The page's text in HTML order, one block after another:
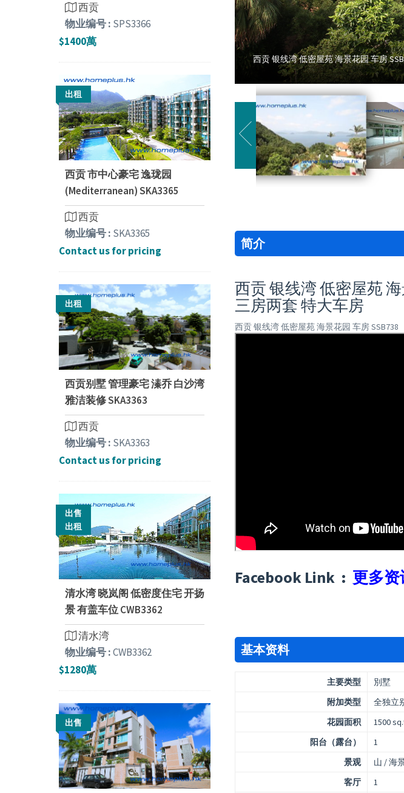
西贡 银线湾 低密屋苑 海景花园 车房
简介
西贡 银线湾 低密屋苑
三房两套 特大车房
西贡 银线湾 低密屋苑 海景花园 车房 SSB738
Facebook Link : 更多资
基本资料
主要类型
別墅
附加类型
全独立
花园面积
1500
阳台（露台）
1
景观
山 / 海
客厅
1
西贡
物业编号 : SPS3366
$1400萬
出租
西贡 市中心豪宅 逸珑园
(Mediterranean) SKA3365
西贡
物业编号 : SKA3365
Contact us for pricing
出租
西贡别墅 管理豪宅 溱乔 白沙湾
雅洁装修 SKA3363
西贡
物业编号 : SKA3363
Contact us for pricing
出售
出租
清水湾 晓岚阁 低密度住宅 开扬
景 有盖车位 CWB3362
清水湾
物业编号 :CWB3362
$1280萬
出售